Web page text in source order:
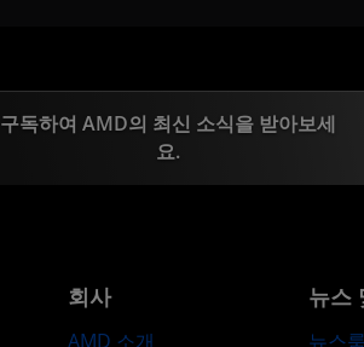
구독하여 AMD의 최신 소식을 받아보세
요.
회사
AMD 소개
뉴스
뉴스룸